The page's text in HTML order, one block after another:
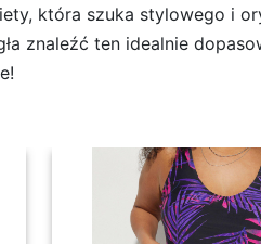
która szuka stylowego i
znaleźć ten idealnie